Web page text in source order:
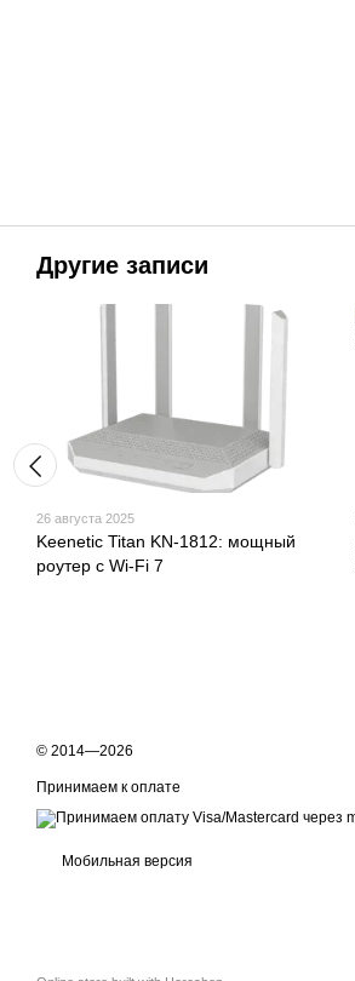
Другие записи
26 августа 2025
Keenetic Titan KN-1812: мощный
роутер с Wi-Fi 7
© 2014—2026
Принимаем к оплате
Мобильная версия